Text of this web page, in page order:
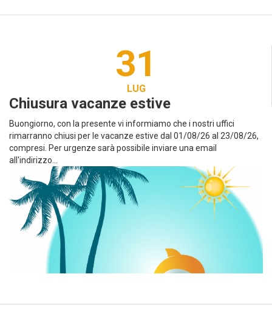
31
LUG
Chiusura vacanze estive
Buongiorno, con la presente vi informiamo che i nostri uffici
rimarranno chiusi per le vacanze estive dal 01/08/26 al 23/08/26,
compresi. Per urgenze sarà possibile inviare una email
all'indirizzo...